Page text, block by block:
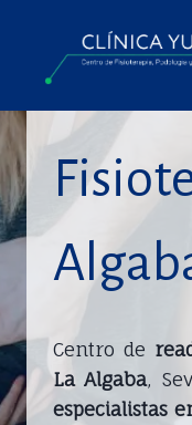
contenido
Centro de
La Algaba,
especialistas